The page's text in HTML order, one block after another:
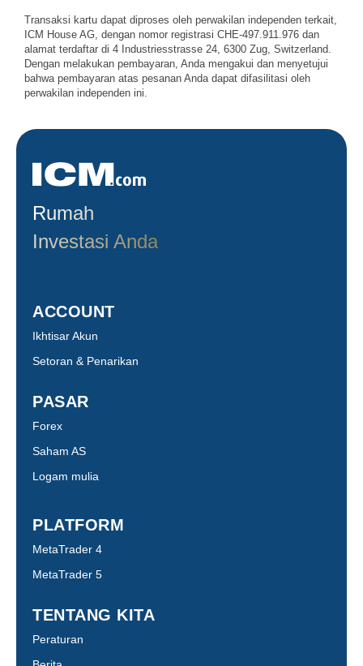
Transaksi kartu dapat diproses oleh perwakilan independen terkait,
ICM House AG, dengan nomor registrasi CHE-497.911.976 dan
alamat terdaftar di 4 Industriesstrasse 24, 6300 Zug, Switzerland.
Dengan melakukan pembayaran, Anda mengakui dan menyetujui
bahwa pembayaran atas pesanan Anda dapat difasilitasi oleh
perwakilan independen ini.
Rumah
Investasi Anda
ACCOUNT
Ikhtisar Akun
Setoran & Penarikan
PASAR
Forex
Saham AS
Logam mulia
PLATFORM
MetaTrader 4
MetaTrader 5
TENTANG KITA
Peraturan